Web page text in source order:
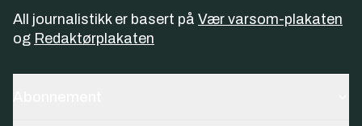
All journalistikk er basert på Vær varsom-plakaten
og Redaktørplakaten